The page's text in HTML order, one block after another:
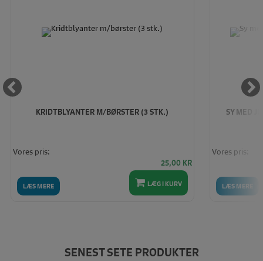
KRIDTBLYANTER M/BØRSTER (3 STK.)
LÆS MERE
Vores pris:
25,00 KR
LÆG I KURV
SY MED
LÆS MERE
Vores pris:
SENEST SETE PRODUKTER